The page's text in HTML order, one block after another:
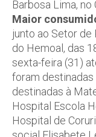
Barbosa Lima, no
Maior
junto ao Setor
do Hemoal, das
sexta-feira (31)
foram destinadas
destinadas à
Hospital Escola
Hospital de